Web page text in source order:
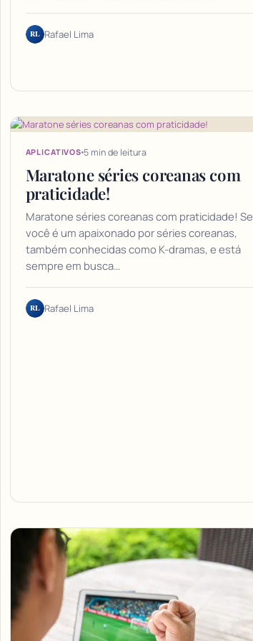
RL Rafael Lima
APLICATIVOS 5 min de leitura
Maratone séries coreanas com
praticidade!
Maratone séries coreanas com praticidade! Se
você é um apaixonado por séries coreanas,
também conhecidas como K-dramas, e está
sempre em busca…
RL Rafael Lima